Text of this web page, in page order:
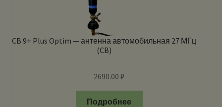
CB 9+ Plus Optim — антенна автомобильная 27 МГц
(CB)
2690.00₽
Подробнее